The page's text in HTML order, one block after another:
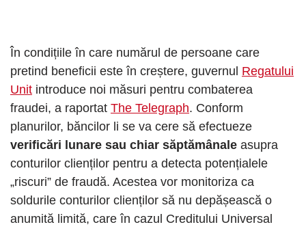
În condițiile în care numărul de persoane care
pretind beneficii este în creștere, guvernul Regatului
Unit introduce noi măsuri pentru combaterea
fraudei, a raportat The Telegraph. Conform
planurilor, băncilor li se va cere să efectueze
verificări lunare sau chiar săptămânale asupra
conturilor clienților pentru a detecta potențialele
„riscuri” de fraudă. Acestea vor monitoriza ca
soldurile conturilor clienților să nu depășească o
anumită limită, care în cazul Creditului Universal